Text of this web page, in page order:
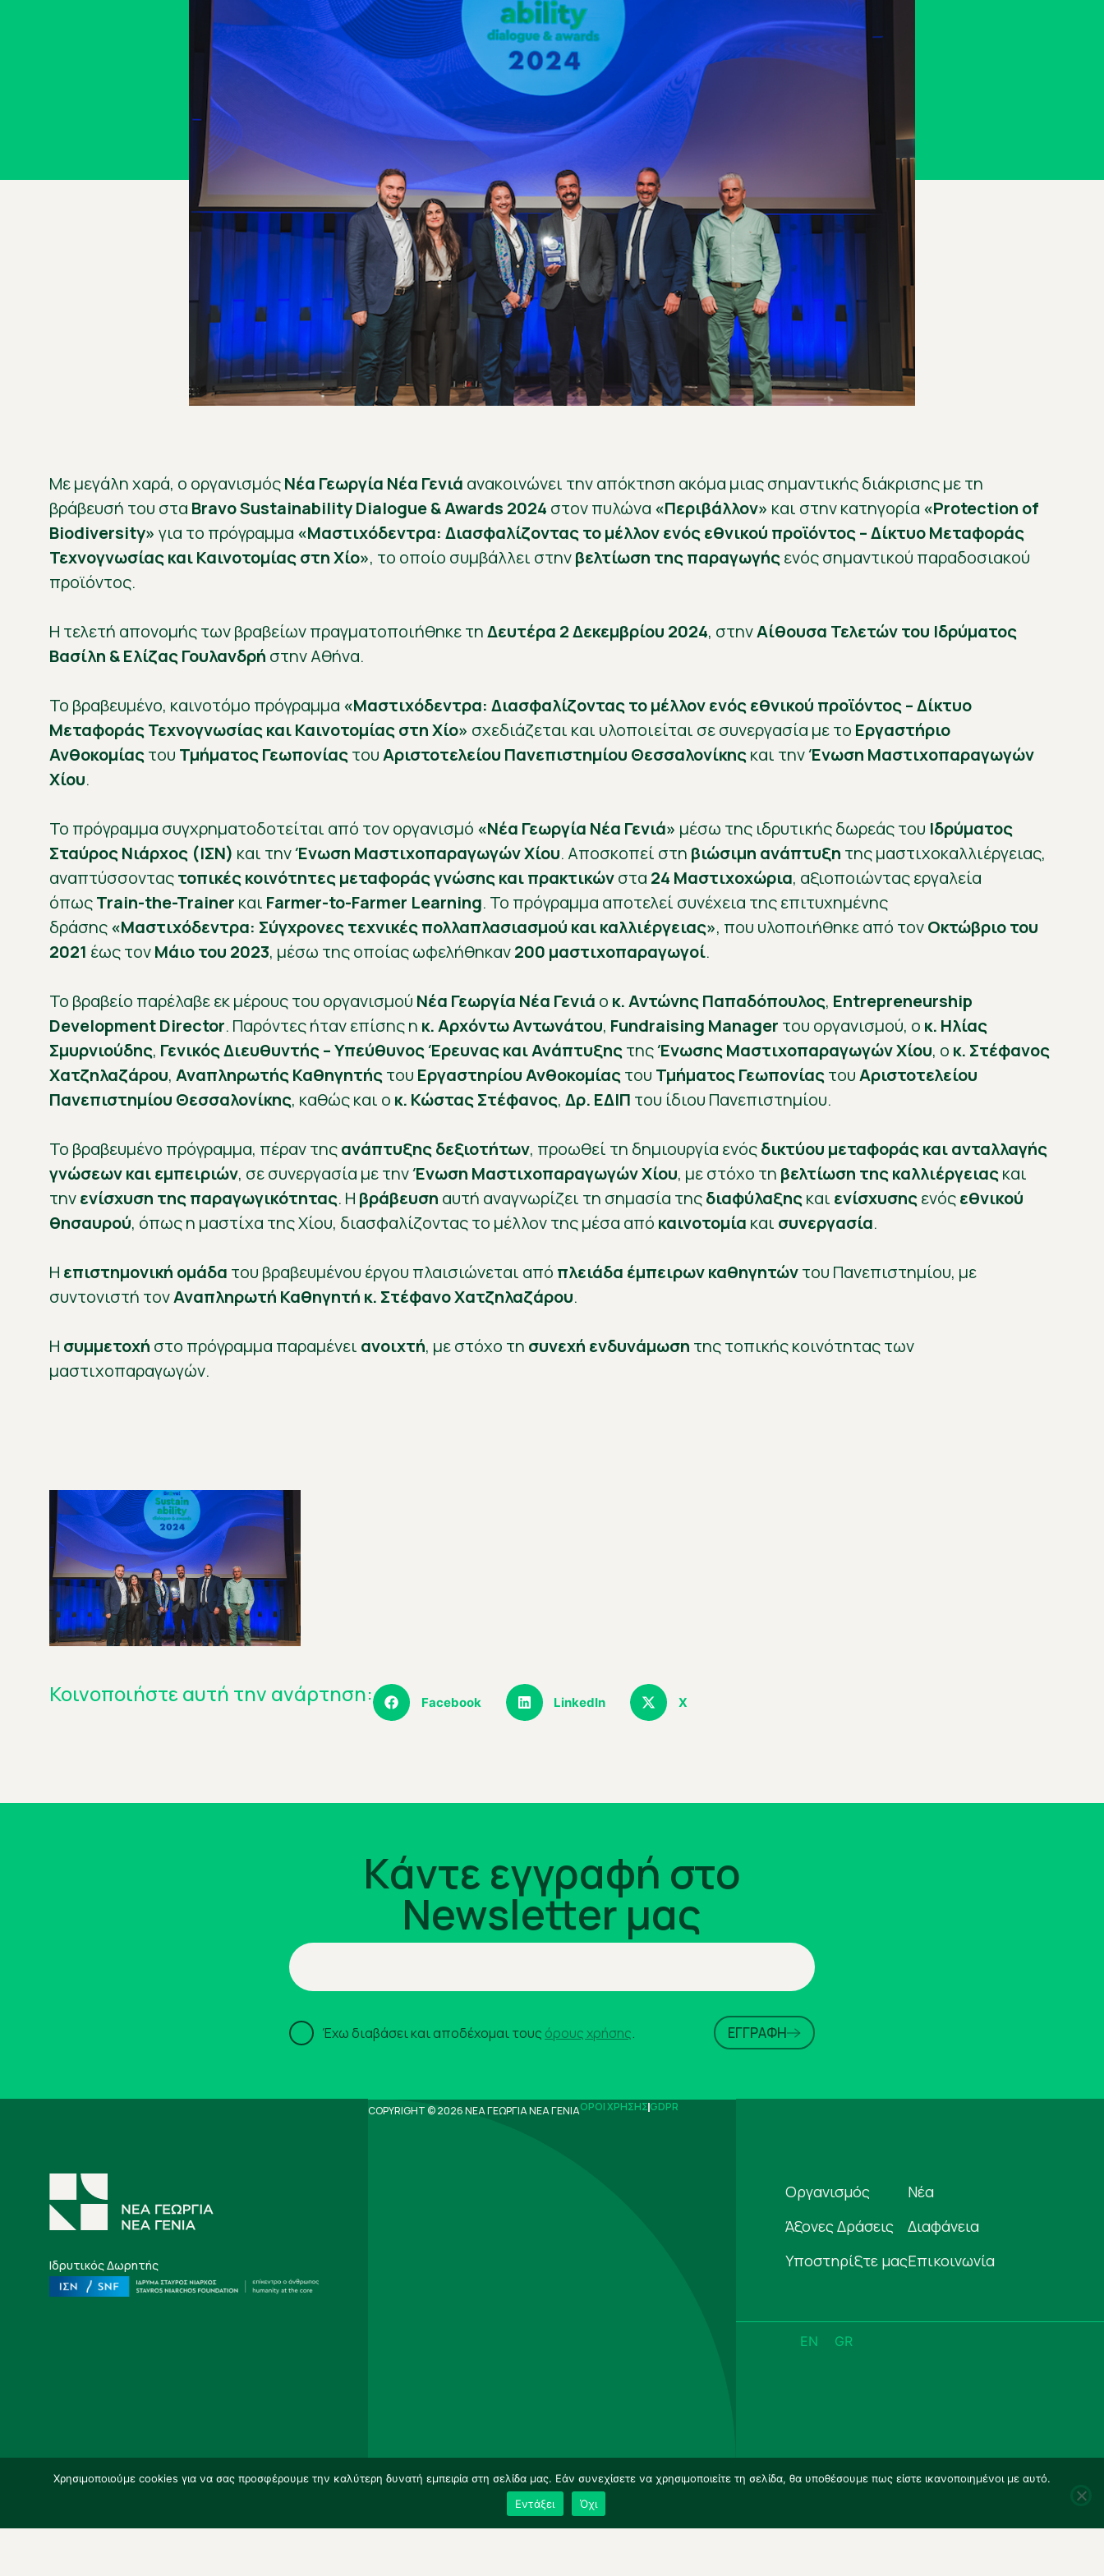
Με μεγάλη χαρά, ο οργανισμόςΝέα Γεωργία Νέα Γενιά ανακοινώνει την απόκτηση ακόμα μιας σημαντικής διάκρισης με τη
βράβευσή του στα Bravo Sustainability Dialogue & Awards 2024 στον πυλώνα «Περιβάλλον» και στην κατηγορία «Protection of
Biodiversity» για το πρόγραμμα «Μαστιχόδεντρα: Διασφαλίζοντας το μέλλον ενός εθνικού προϊόντος – Δίκτυο Μεταφοράς
Τεχνογνωσίας και Καινοτομίας στη Χίο», το οποίο συμβάλλει στηνβελτίωση της παραγωγήςενός σημαντικού παραδοσιακού
προϊόντος.
Η τελετή απονομής των βραβείων πραγματοποιήθηκε τηΔευτέρα 2 Δεκεμβρίου 2024, στηνΑίθουσα Τελετών του Ιδρύματος
Βασίλη & Ελίζας Γουλανδρή στην Αθήνα.
Το βραβευμένο, καινοτόμο πρόγραμμα «Μαστιχόδεντρα: Διασφαλίζοντας το μέλλον ενός εθνικού προϊόντος – Δίκτυο
Μεταφοράς Τεχνογνωσίας και Καινοτομίας στη Χίο» σχεδιάζεται και υλοποιείται σε συνεργασία με το Εργαστήριο
Ανθοκομίαςτου Τμήματος ΓεωπονίαςτουΑριστοτελείου Πανεπιστημίου Θεσσαλονίκηςκαι τηνΈνωση Μαστιχοπαραγωγών
Χίου.
Το πρόγραμμα συγχρηματοδοτείται από τον οργανισμό «Νέα Γεωργία Νέα Γενιά» μέσω της ιδρυτικής δωρεάς του Ιδρύματος
Σταύρος Νιάρχος (ΙΣΝ) και τηνΈνωση Μαστιχοπαραγωγών Χίου. Αποσκοπεί στη βιώσιμη ανάπτυξη της μαστιχοκαλλιέργειας,
αναπτύσσονταςτοπικές κοινότητες μεταφοράς γνώσης και πρακτικώνστα 24 Μαστιχοχώρια, αξιοποιώντας εργαλεία
όπωςTrain-the-Trainer και Farmer-to-Farmer Learning. Το πρόγραμμα αποτελεί συνέχεια της επιτυχημένης
δράσης«Μαστιχόδεντρα: Σύγχρονες τεχνικές πολλαπλασιασμού και καλλιέργειας», που υλοποιήθηκε από τονΟκτώβριο του
2021 έως τονΜάιο του 2023, μέσω της οποίας ωφελήθηκαν200 μαστιχοπαραγωγοί.
Το βραβείο παρέλαβε εκ μέρους του οργανισμού Νέα Γεωργία Νέα Γενιά ο κ. Αντώνης Παπαδόπουλος, Entrepreneurship
Development Director. Παρόντες ήταν επίσης η κ. Αρχόντω Αντωνάτου, Fundraising Manager του οργανισμού, ο κ. Ηλίας
Σμυρνιούδης, Γενικός Διευθυντής – Υπεύθυνος Έρευνας και ΑνάπτυξηςτηςΈνωσης Μαστιχοπαραγωγών Χίου, ο κ. Στέφανος
Χατζηλαζάρου, Αναπληρωτής Καθηγητήςτου Εργαστηρίου Ανθοκομίαςτου Τμήματος ΓεωπονίαςτουΑριστοτελείου
Πανεπιστημίου Θεσσαλονίκης, καθώς και ο κ. Κώστας Στέφανος, Δρ. ΕΔΙΠ του ίδιου Πανεπιστημίου.
Το βραβευμένο πρόγραμμα, πέραν τηςανάπτυξης δεξιοτήτων, προωθεί τη δημιουργία ενόςδικτύου μεταφοράς και ανταλλαγής
γνώσεων και εμπειριών, σε συνεργασία με τηνΈνωση Μαστιχοπαραγωγών Χίου, με στόχο τη βελτίωση της καλλιέργειαςκαι
τηνενίσχυση της παραγωγικότητας. Η βράβευση αυτή αναγνωρίζει τη σημασία τηςδιαφύλαξηςκαι ενίσχυσηςενόςεθνικού
θησαυρού, όπως η μαστίχα της Χίου, διασφαλίζοντας το μέλλον της μέσα από καινοτομία και συνεργασία.
Η επιστημονική ομάδα του βραβευμένου έργου πλαισιώνεται από πλειάδα έμπειρων καθηγητώντου Πανεπιστημίου, με
συντονιστή τονΑναπληρωτή Καθηγητή κ. Στέφανο Χατζηλαζάρου.
Η συμμετοχή στο πρόγραμμα παραμένει ανοιχτή, με στόχο τη συνεχή ενδυνάμωση της τοπικής κοινότητας των
μαστιχοπαραγωγών.
Κοινοποιήστε αυτή την ανάρτηση: Facebook LinkedIn X
Kάντε εγγραφή στο
Newsletter μας
Έχω διαβάσει και αποδέχομαι τους όρους χρήσης. ΕΓΓΡΑΦΗ
Ιδρυτικός Δωρητής
COPYRIGHT © 2026 ΝΕΑ ΓΕΩΡΓΙΑ ΝΕΑ ΓΕΝΙΑΟΡΟΙ ΧΡΗΣΗΣ GDPR
Οργανισμός
Άξονες Δράσεις
Υποστηρίξτε μας
Νέα
Διαφάνεια
Επικοινωνία
EN GR
Χρησιμοποιούμε cookies για να σας προσφέρουμε την καλύτερη δυνατή εμπειρία στη σελίδα μας. Εάν συνεχίσετε να χρησιμοποιείτε τη σελίδα, θα υποθέσουμε πως είστε ικανοποιημένοι με αυτό.
Εντάξει
Όχι